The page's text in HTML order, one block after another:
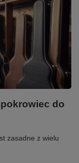
do
zasadne z wielu